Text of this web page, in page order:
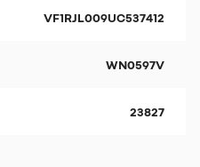
VF1RJL009UC537412
WN0597V
23827